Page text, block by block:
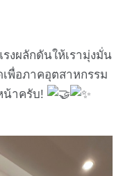
งผลักดันให้เรามุ่งมั่น
พื่อภาคอุตสาหกรรม
น้าครับ!